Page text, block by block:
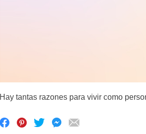
Hay tantas razones para vivir como